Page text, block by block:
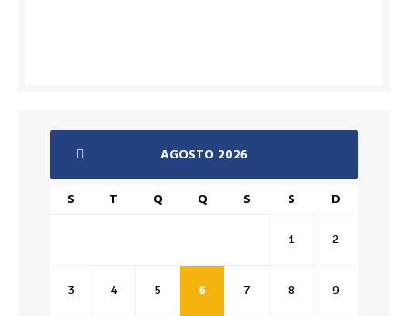
AGOSTO 2026
S T Q Q S S D
1 2
3 4 5 6 7 8 9